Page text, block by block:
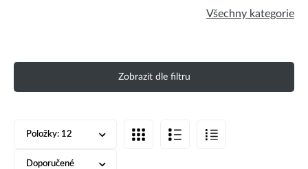
Všechny kategorie
Zobrazit dle filtru
Položky: 12
Doporučené